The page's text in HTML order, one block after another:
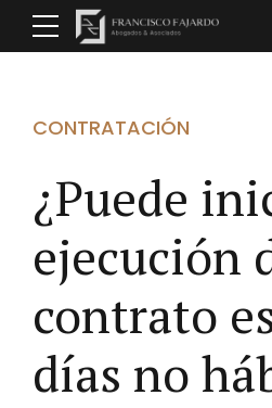
CONTRATACIÓN
¿Puede
ejecución
contrato
días no